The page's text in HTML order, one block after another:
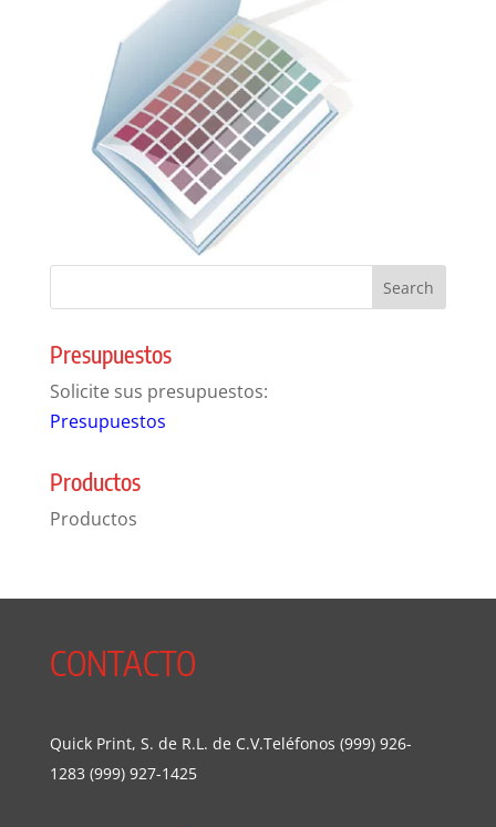
Presupuestos
Solicite sus presupuestos:
Presupuestos
Productos
Productos
CONTACTO
Quick Print, S. de R.L. de C.V.Teléfonos (999) 926-
1283 (999) 927-1425